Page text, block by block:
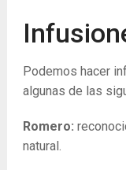
Podemos hacer
algunas de las
Romero:
natural.